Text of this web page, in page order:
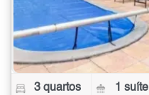
3 quartos 1 suíte